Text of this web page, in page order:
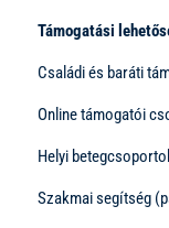
Támogatási
Családi és baráti
Online támogatói
Helyi
Szakmai segítség